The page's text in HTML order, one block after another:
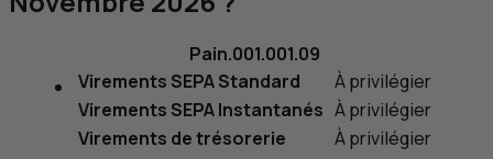
Pain.001.001.09
Virements SEPA Standard
À privilégier
Virements SEPA Instantanés À privilégier
Virements de trésorerie
À privilégier